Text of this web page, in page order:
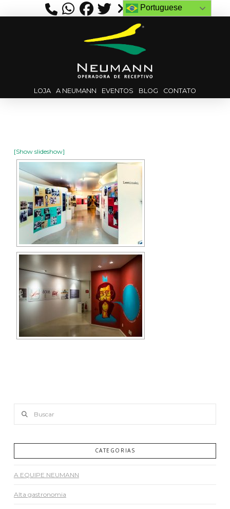
LOJA A NEUMANN EVENTOS BLOG CONTATO
[Show slideshow]
CATEGORIAS
A EQUIPE NEUMANN
Alta gastronomia
Portuguese